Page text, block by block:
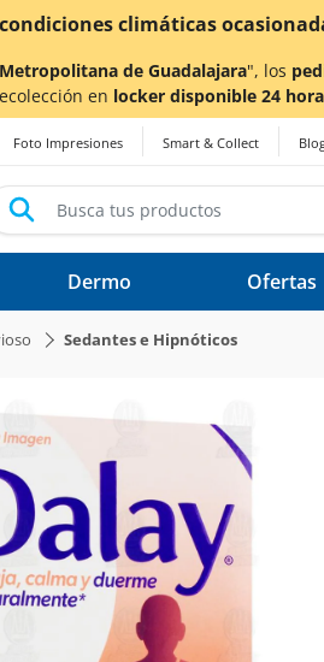
de Guadalajara", los
en locker disponible 24
Foto Impresiones Smart & Collect
Dermo Ofertas
Sedantes e Hipnóticos